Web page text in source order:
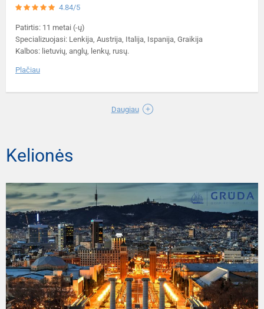
4.84/5
Patirtis: 11 metai (-ų)
Specializuojasi: Lenkija, Austrija, Italija, Ispanija, Graikija
Kalbos: lietuvių, anglų, lenkų, rusų.
Plačiau
Daugiau
Kelionės